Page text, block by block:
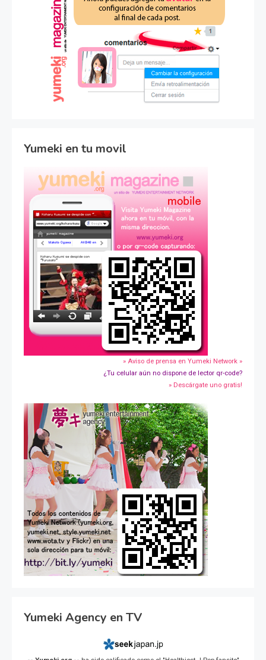
Yumeki en tu movil
» Aviso de prensa en Yumeki Network »
¿Tu celular aún no dispone de lector qr-code?
» Descárgate uno gratis!
Yumeki Agency en TV